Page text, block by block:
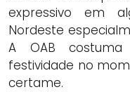
expressivo em
Nordeste
A OAB
festividade no
certame.